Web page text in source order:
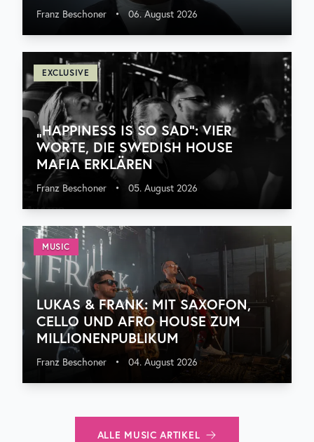
Franz Beschoner • 06. August 2026
EXCLUSIVE
„HAPPINESS IS SO SAD“: VIER
WORTE, DIE SWEDISH HOUSE
MAFIA ERKLÄREN
Franz Beschoner • 05. August 2026
MUSIC
LUKAS & FRANK: MIT SAXOFON,
CELLO UND AFRO HOUSE ZUM
MILLIONENPUBLIKUM
Franz Beschoner • 04. August 2026
ALLE MUSIC ARTIKEL